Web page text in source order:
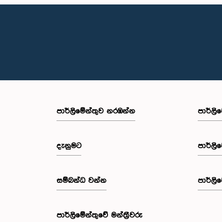
පාර්ලි‌මේන්තුව නරඹන්න
දැනුමට
සම්බන්ධ වන්න
පාර්ලි‌මේන්තුවේ මන්ත්‍රීවරු